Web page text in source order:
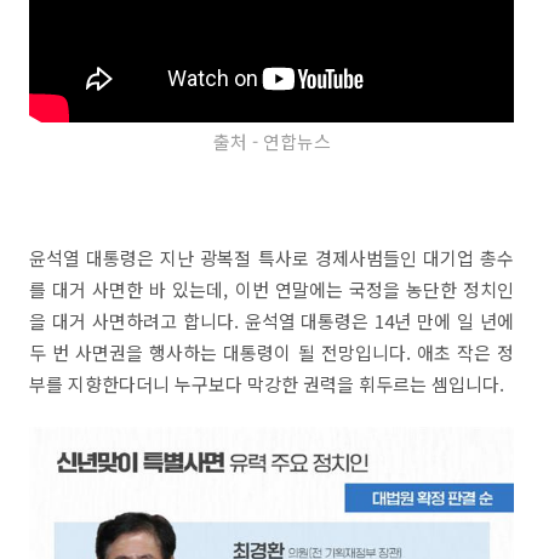
출처 - 연합뉴스
윤석열 대통령은 지난 광복절 특사로 경제사범들인 대기업 총수
를 대거 사면한 바 있는데, 이번 연말에는 국정을 농단한 정치인
을 대거 사면하려고 합니다. 윤석열 대통령은 14년 만에 일 년에
두 번 사면권을 행사하는 대통령이 될 전망입니다. 애초 작은 정
부를 지향한다더니 누구보다 막강한 권력을 휘두르는 셈입니다.